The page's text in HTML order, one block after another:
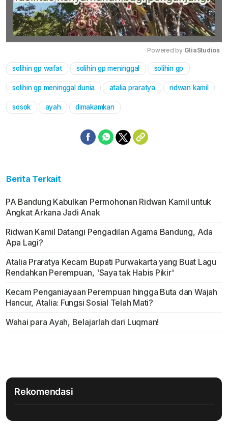
Mute
Powered by GliaStudios
solihin gp wafat solihin gp meninggal solihin gp
solihin gp meninggal dunia atalia praratya ridwan kamil
sosok ayah dimakamkan
Berita Terkait
PA Bandung Kabulkan Permohonan Ridwan Kamil untuk
Angkat Arkana Jadi Anak
Ridwan Kamil Datangi Pengadilan Agama Bandung, Ada
Apa Lagi?
Atalia Praratya Kecam Bupati Purwakarta yang Buat Lagu
Rendahkan Perempuan, 'Saya tak Habis Pikir'
Kecam Penganiayaan Perempuan hingga Buta dan Wajah
Hancur, Atalia: Fungsi Sosial Telah Mati?
Wahai para Ayah, Belajarlah dari Luqman!
Rekomendasi